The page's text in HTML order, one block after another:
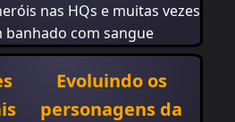
nas HQs e muitas vezes
banhado com sangue
Evoluindo os
personagens da